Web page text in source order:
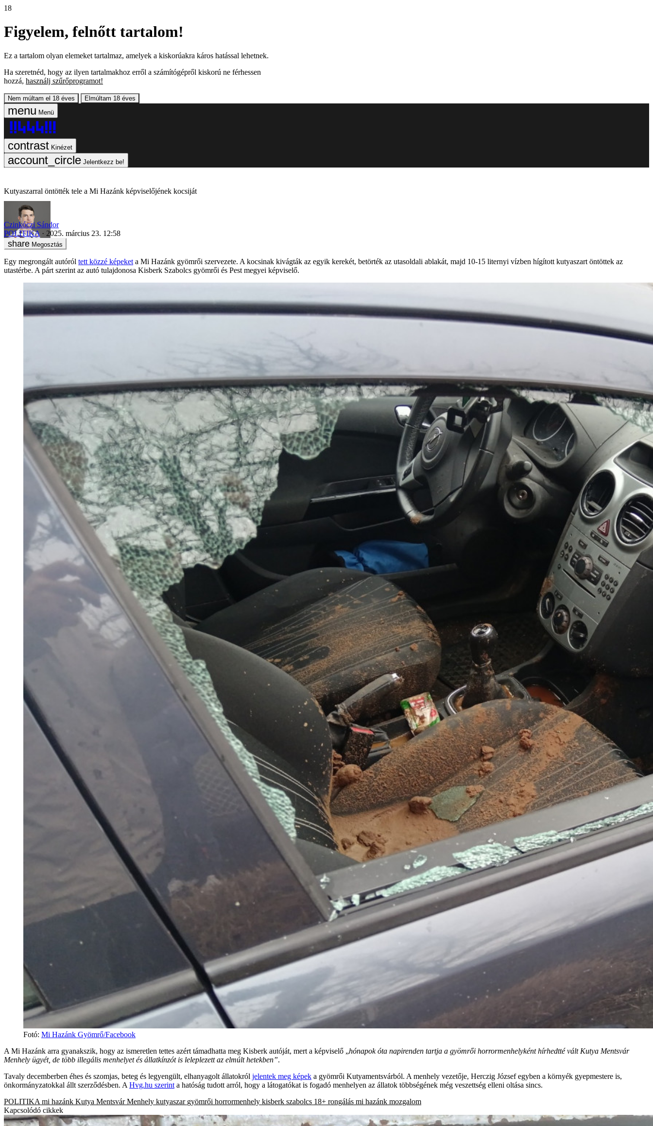
18
Figyelem, felnőtt tartalom!
Ez a tartalom olyan elemeket tartalmaz, amelyek a kiskorúakra káros hatással lehetnek.
Ha szeretnéd, hogy az ilyen tartalmakhoz erről a számítógépről kiskorú ne férhessen
hozzá, használj szűrőprogramot!
Nem múltam el 18 éves
Elmúltam 18 éves
Menü
Kinézet
Jelentkezz be!
Kutyaszarral öntötték tele a Mi Hazánk képviselőjének kocsiját
Czinkóczi Sándor
POLITIKA
2025. március 23. 12:58
Megosztás
Egy megrongált autóról tett közzé képeket a Mi Hazánk gyömrői szervezete. A kocsinak kivágták az egyik kerekét, betörték az utasoldali ablakát, majd 10-15 liternyi vízben hígított kutyaszart öntöttek az
utastérbe. A párt szerint az autó tulajdonosa Kisberk Szabolcs gyömrői és Pest megyei képviselő.
Fotó: Mi Hazánk Gyömrő/Facebook
A Mi Hazánk arra gyanakszik, hogy az ismeretlen tettes azért támadhatta meg Kisberk autóját, mert a képviselő „hónapok óta napirenden tartja a gyömrői horrormenhelyként hírhedtté vált Kutya Mentsvár
Menhely ügyét, de több illegális menhelyet és állatkínzót is leleplezett az elmúlt hetekben”.
Tavaly decemberben éhes és szomjas, beteg és legyengült, elhanyagolt állatokról jelentek meg képek a gyömrői Kutyamentsvárból. A menhely vezetője, Herczig József egyben a környék gyepmestere is,
önkormányzatokkal állt szerződésben. A Hvg.hu szerint a hatóság tudott arról, hogy a látogatókat is fogadó menhelyen az állatok többségének még veszettség elleni oltása sincs.
POLITIKA mi hazánk Kutya Mentsvár Menhely kutyaszar gyömrői horrormenhely kisberk szabolcs 18+ rongálás mi hazánk mozgalom
Kapcsolódó cikkek